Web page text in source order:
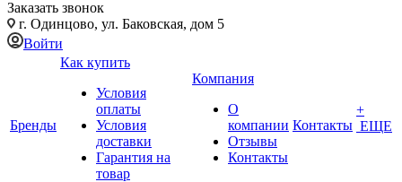
Заказать звонок
г. Одинцово, ул. Баковская, дом 5
Войти
Бренды
Как купить
Условия
оплаты
Условия
доставки
Гарантия на
товар
Компания
О
компании
Отзывы
Контакты
Контакты
+
ЕЩЕ